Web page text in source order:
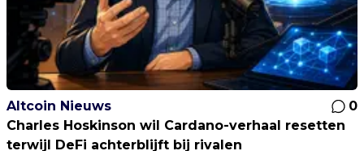
Altcoin Nieuws
0
Charles Hoskinson wil Cardano-verhaal resetten
terwijl DeFi achterblijft bij rivalen